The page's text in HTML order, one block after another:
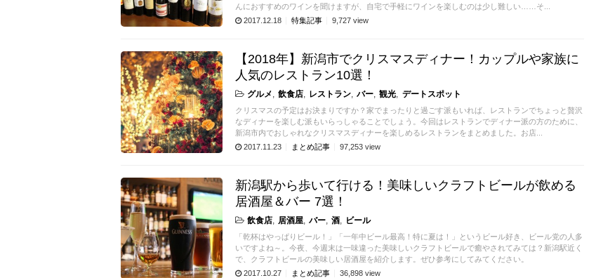
んにおすすめのワインを聞けますが、自宅で手軽にワインを楽しむのは少し難しい……そ...
2017.12.18
特集記事 9,727view
【2018年】新潟市でクリスマスディナー！カップルや家族に
人気のレストラン10選！
グルメ 飲食店 レストラン バー 観光 デートスポット
クリスマスの予定はお決まりですか？家でまったりと過ごす派もいれば、レストランでちょっと贅沢
なディナーを楽しむ派もいらっしゃることでしょう。今回はレストランでディナー派の方のために、
新潟市内でおしゃれなクリスマスディナーを楽しめるレストランをまとめました。お店...
2017.11.23
まとめ記事 97,253view
新潟駅から歩いて行ける！美味しいクラフトビールが飲める
居酒屋＆バー 7選！
飲食店 居酒屋 バー 酒 ビール
「乾杯はやっぱりビール！」「一年中ビール最高！特に夏は！」というビール好き、ビール党の人多
いですよね～。今夜、今週末は一味違った美味しいクラフトビールで癒やされてみては？新潟駅近く
で、クラフトビールの美味しい居酒屋を紹介します。ぜひ参考にしてみてください。
2017.10.27
まとめ記事 36,898view